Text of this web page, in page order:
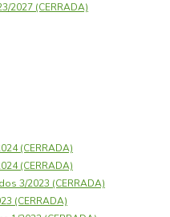
2027 (CERRADA)
(CERRADA)
(CERRADA)
3/2023 (CERRADA)
(CERRADA)